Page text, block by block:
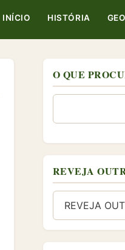
INÍCIO HISTÓRIA
O QUE
REVEJA